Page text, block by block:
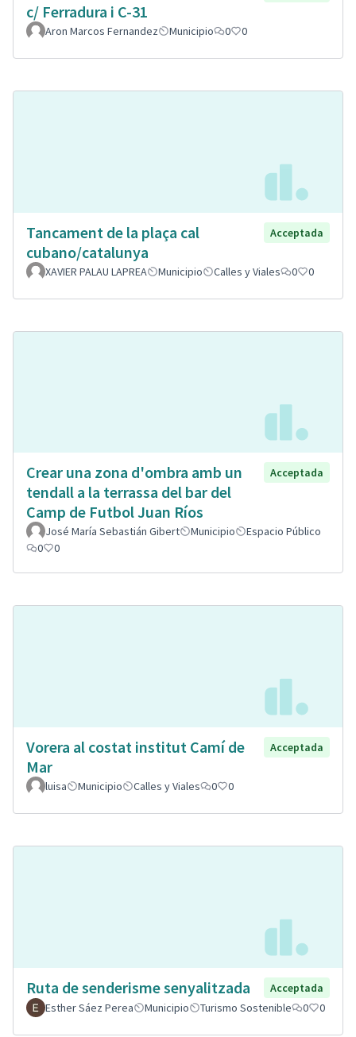
c/ Ferradura i C-31
Aron Marcos Fernandez Municipio 0 0
Tancament de la plaça cal
cubano/catalunya
Acceptada
XAVIER PALAU LAPREA Municipio Calles y Viales 0 0
Crear una zona d'ombra amb un
tendall a la terrassa del bar del
Camp de Futbol Juan Ríos
Acceptada
José María Sebastián Gibert Municipio
Espacio Público
0
0
Vorera al costat institut Camí de
Mar
Acceptada
luisa Municipio Calles y Viales 0 0
Ruta de senderisme senyalitzada
Acceptada
Esther Sáez Perea
Municipio Turismo Sostenible 0 0